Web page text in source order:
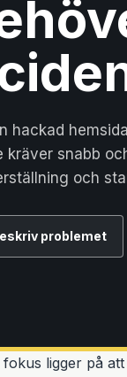
hackad
snabb
och
problemet
ligger på